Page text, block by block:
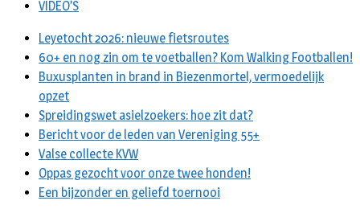
VIDEO’S
Leyetocht 2026: nieuwe fietsroutes
60+ en nog zin om te voetballen? Kom Walking Footballen!
Buxusplanten in brand in Biezenmortel, vermoedelijk
opzet
Spreidingswet asielzoekers: hoe zit dat?
Bericht voor de leden van Vereniging 55+
Valse collecte KVW
Oppas gezocht voor onze twee honden!
Een bijzonder en geliefd toernooi